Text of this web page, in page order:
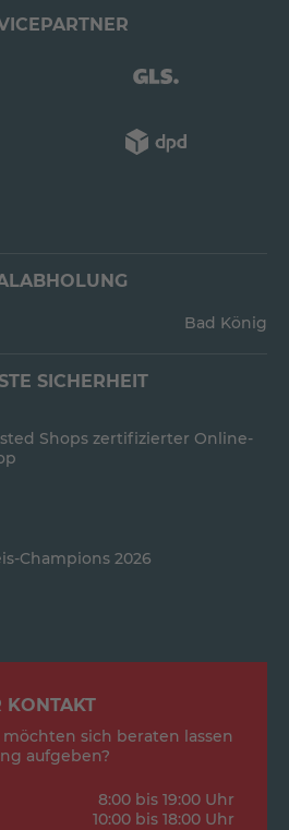
Bad König
SICHERHEIT
Shops zertifizierter Online-
Champions 2026
KONTAKT
möchten sich beraten lassen
aufgeben?
8:00 bis 19:00 Uhr
10:00 bis 18:00 Uhr